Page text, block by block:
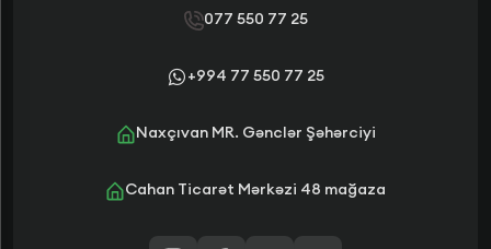
077 550 77 25
+994 77 550 77 25
Naxçıvan MR. Gənclər Şəhərciyi
Cahan Ticarət Mərkəzi 48 mağaza